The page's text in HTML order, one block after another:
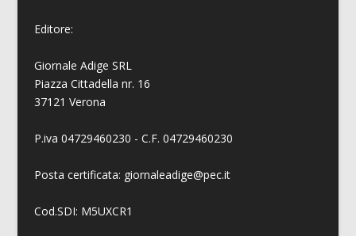
Editore:
Giornale Adige SRL
Piazza Cittadella nr. 16
37121 Verona
P.iva 04729460230 - C.F. 04729460230
Posta certificata: giornaleadige@pec.it
Cod.SDI: M5UXCR1